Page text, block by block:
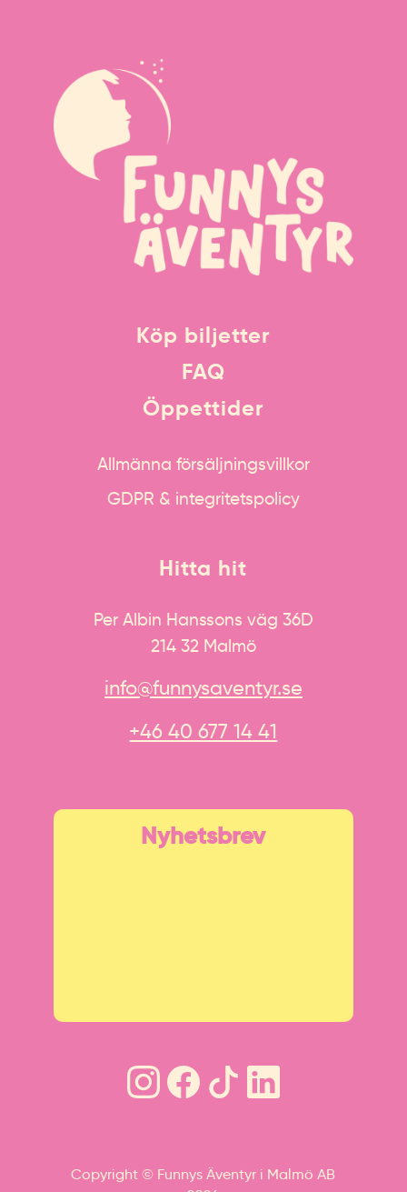
Köp biljetter
FAQ
Öppettider
Allmänna försäljningsvillkor
GDPR & integritetspolicy
Hitta hit
Per Albin Hanssons väg 36D
214 32 Malmö
info@funnysaventyr.se
+46 40 677 14 41
Nyhetsbrev
Copyright © Funnys Äventyr i Malmö AB